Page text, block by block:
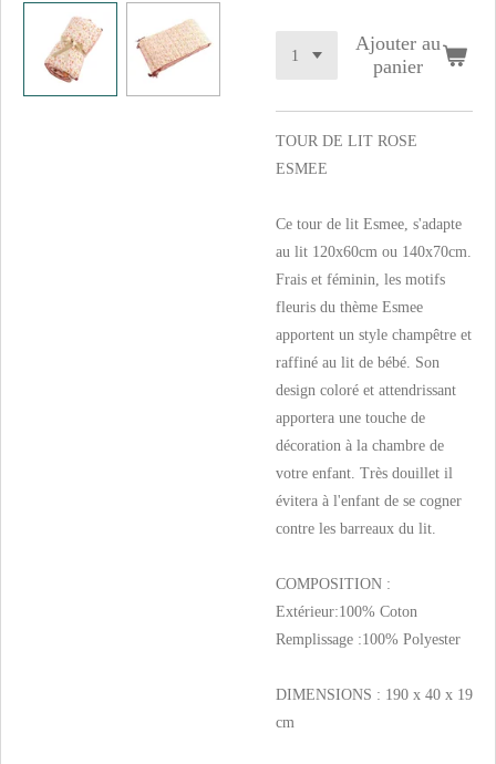
Ajouter au
panier
TOUR DE LIT ROSE
ESMEE
Ce tour de lit Esmee, s'adapte
au lit 120x60cm ou 140x70cm.
Frais et féminin, les motifs
fleuris du thème Esmee
apportent un style champêtre et
raffiné au lit de bébé. Son
design coloré et attendrissant
apportera une touche de
décoration à la chambre de
votre enfant. Très douillet il
évitera à l'enfant de se cogner
contre les barreaux du lit.
COMPOSITION :
Extérieur:100% Coton
Remplissage :100% Polyester
DIMENSIONS : 190 x 40 x 19
cm